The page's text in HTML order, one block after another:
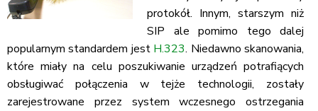
protokół. Innym, starszym niż
SIP ale pomimo tego dalej
popularnym standardem jest H.323. Niedawno skanowania,
które miały na celu poszukiwanie urządzeń potrafiących
obsługiwać połączenia w tejże technologii, zostały
zarejestrowane przez system wczesnego ostrzegania